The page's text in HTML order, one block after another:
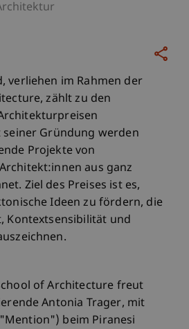
verliehen im Rahmen der
zählt zu den
Gründung werden
Projekte von
aus ganz
Ziel des Preises ist es,
Ideen zu fördern, die
Kontextsensibilität und
of Architecture freut
Antonia Trager, mit
beim Piranesi